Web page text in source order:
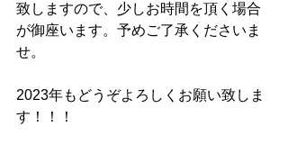
致しますので、少しお時間を頂く場合
が御座います。予めご了承くださいま
せ。
2023年もどうぞよろしくお願い致しま
す！！！